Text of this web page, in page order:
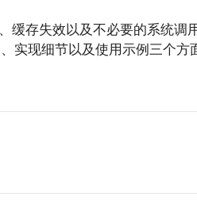
缓存失效以及不必要的系统调
实现细节以及使用示例三个方